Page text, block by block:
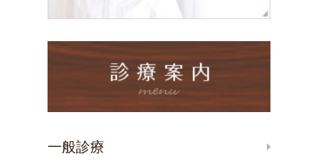
一般診療